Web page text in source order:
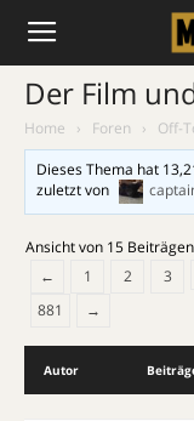
Der Film
Home › Foren › Off-
Dieses Thema hat
zuletzt von
Ansicht von 15
←
1 2 3
881
→
Autor